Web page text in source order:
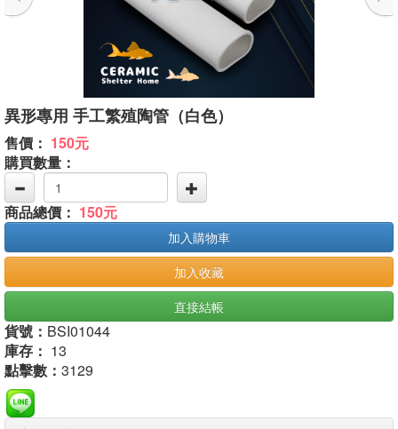
異形專用 手工繁殖陶管（白色）
售價： 150元
購買數量：
商品總價： 150元
加入購物車
加入收藏
直接結帳
貨號： BSI01044
庫存： 13
點擊數： 3129